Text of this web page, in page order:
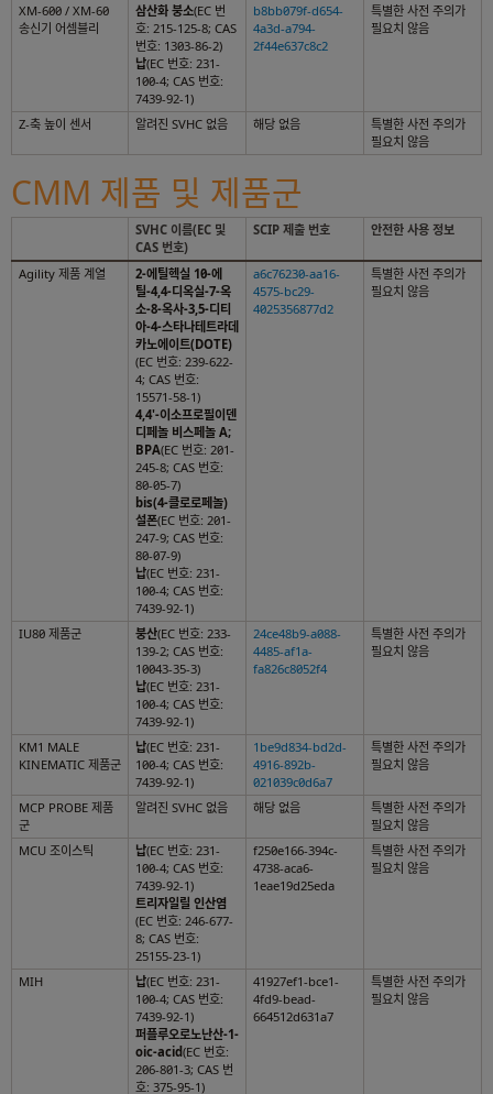
XM-600 / XM-60
송신기 어셈블리
삼산화 붕소(EC 번
호: 215-125-8; CAS
번호: 1303-86-2)
납(EC 번호: 231-
100-4; CAS 번호:
7439-92-1)
b8bb079f-d654-
4a3d-a794-
2f44e637c8c2
특별한 사전 주의가
필요치 않음
Z-축 높이 센서 알려진 SVHC 없음 해당 없음
특별한 사전 주의가
필요치 않음
CMM 제품 및 제품군
SVHC 이름(EC 및
CAS 번호)
SCIP 제출 번호 안전한 사용 정보
Agility 제품 계열
2-에틸헥실 10-에
틸-4,4-디옥실-7-옥
소-8-옥사-3,5-디티
아-4-스타나테트라데
카노에이트(DOTE)
(EC 번호: 239-622-
4; CAS 번호:
15571-58-1)
4,4'-이소프로필이덴
디페놀 비스페놀 A;
BPA(EC 번호: 201-
245-8; CAS 번호:
80-05-7)
bis(4-클로로페놀)
설폰(EC 번호: 201-
247-9; CAS 번호:
80-07-9)
납(EC 번호: 231-
100-4; CAS 번호:
7439-92-1)
a6c76230-aa16-
4575-bc29-
4025356877d2
특별한 사전 주의가
필요치 않음
IU80 제품군 붕산(EC 번호: 233-
139-2; CAS 번호:
10043-35-3)
납(EC 번호: 231-
100-4; CAS 번호:
7439-92-1)
24ce48b9-a088-
4485-af1a-
fa826c8052f4
특별한 사전 주의가
필요치 않음
KM1 MALE
KINEMATIC 제품군
납(EC 번호: 231-
100-4; CAS 번호:
7439-92-1)
1be9d834-bd2d-
4916-892b-
021039c0d6a7
특별한 사전 주의가
필요치 않음
MCP PROBE 제품
군
알려진 SVHC 없음 해당 없음
특별한 사전 주의가
필요치 않음
MCU 조이스틱
납(EC 번호: 231-
100-4; CAS 번호:
7439-92-1)
트리자일릴 인산염
(EC 번호: 246-677-
8; CAS 번호:
25155-23-1)
f250e166-394c-
4738-aca6-
1eae19d25eda
특별한 사전 주의가
필요치 않음
MIH 납(EC 번호: 231-
100-4; CAS 번호:
7439-92-1)
퍼플루오로노난산-1-
oic-acid(EC 번호:
206-801-3; CAS 번
호: 375-95-1)
41927ef1-bce1-
4fd9-bead-
664512d631a7
특별한 사전 주의가
필요치 않음